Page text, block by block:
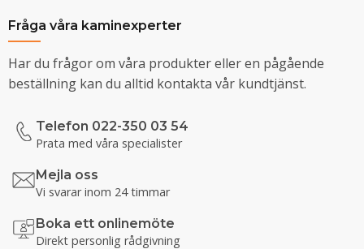
Fråga våra kaminexperter
Har du frågor om våra produkter eller en pågående
beställning kan du alltid kontakta vår kundtjänst.
Telefon 022-350 03 54
Prata med våra specialister
Mejla oss
Vi svarar inom 24 timmar
Boka ett onlinemöte
Direkt personlig rådgivning